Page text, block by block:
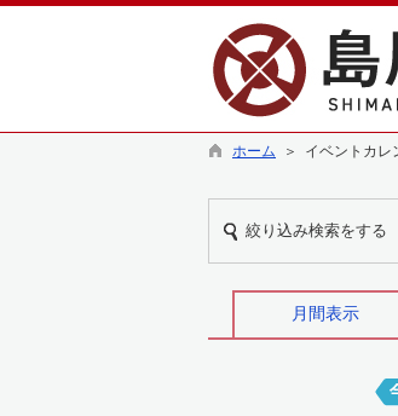
ホーム ＞ イベントカレ
絞り込み検索をする
月間表示